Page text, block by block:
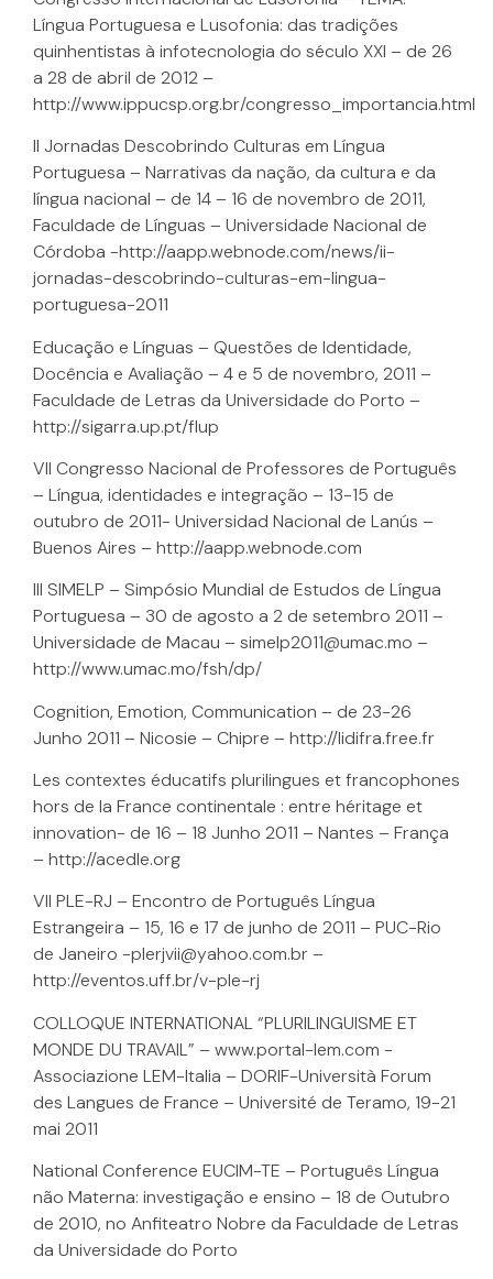
Língua Portuguesa e Lusofonia: das tradições
quinhentistas à infotecnologia do século XXI – de 26
a 28 de abril de 2012 –
http://www.ippucsp.org.br/congresso_importancia.html
II Jornadas Descobrindo Culturas em Língua
Portuguesa – Narrativas da nação, da cultura e da
língua nacional – de 14 – 16 de novembro de 2011,
Faculdade de Línguas – Universidade Nacional de
Córdoba -http://aapp.webnode.com/news/ii-
jornadas-descobrindo-culturas-em-lingua-
portuguesa-2011
Educação e Línguas – Questões de Identidade,
Docência e Avaliação – 4 e 5 de novembro, 2011 –
Faculdade de Letras da Universidade do Porto –
http://sigarra.up.pt/flup
VII Congresso Nacional de Professores de Português
– Língua, identidades e integração – 13-15 de
outubro de 2011- Universidad Nacional de Lanús –
Buenos Aires – http://aapp.webnode.com
III SIMELP – Simpósio Mundial de Estudos de Língua
Portuguesa – 30 de agosto a 2 de setembro 2011 –
Universidade de Macau – simelp2011@umac.mo –
http://www.umac.mo/fsh/dp/
Cognition, Emotion, Communication – de 23-26
Junho 2011 – Nicosie – Chipre – http://lidifra.free.fr
Les contextes éducatifs plurilingues et francophones
hors de la France continentale : entre héritage et
innovation- de 16 – 18 Junho 2011 – Nantes – França
– http://acedle.org
VII PLE-RJ – Encontro de Português Língua
Estrangeira – 15, 16 e 17 de junho de 2011 – PUC-Rio
de Janeiro -plerjvii@yahoo.com.br –
http://eventos.uff.br/v-ple-rj
COLLOQUE INTERNATIONAL “PLURILINGUISME ET
MONDE DU TRAVAIL” – www.portal-lem.com -
Associazione LEM-Italia – DORIF-Università Forum
des Langues de France – Université de Teramo, 19-21
mai 2011
National Conference EUCIM-TE – Português Língua
não Materna: investigação e ensino – 18 de Outubro
de 2010, no Anfiteatro Nobre da Faculdade de Letras
da Universidade do Porto